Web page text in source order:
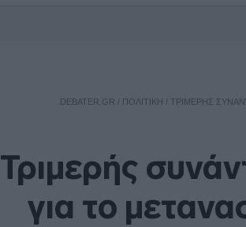
DEBATER.GR / ΠΟΛΙΤΙΚΗ / ΤΡΙΜΕΡΉΣ
Τριμερής
για το